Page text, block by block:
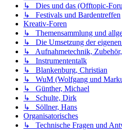
↳ Dies und das (Offtopic-
↳ Festivals und Bardentreffen
Kreativ-Foren
↳ Themensammlung und
↳ Die Umsetzung der eigenen
↳ Aufnahmetechnik,
↳ Instrumententalk
↳ Blankenburg, Christian
↳ WuM (Wolfgang und
↳ Günther, Michael
↳ Schulte, Dirk
↳ Söllner, Hans
Organisatorisches
↳ Technische Fragen und